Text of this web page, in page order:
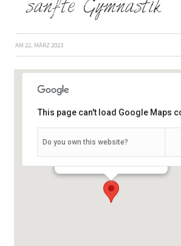
sanfte Gymnastik
AM 22. MÄRZ 2023
Veranstaltungen
This page can't load Google Maps
Do you own this website?